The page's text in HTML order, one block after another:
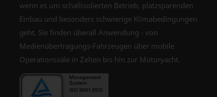
wenn es um schallisolierten Betrieb, platzsparenden
Einbau und besonders schwierige Klimabedingungen
geht. Sie finden überall Anwendung - von
Medienübertragungs-Fahrzeugen über mobile
Operationssäle in Zelten bis hin zur Motoryacht.